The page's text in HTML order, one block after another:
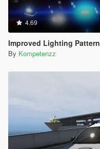
4.69
Improved Lighting Pattern
By Kompetenzz